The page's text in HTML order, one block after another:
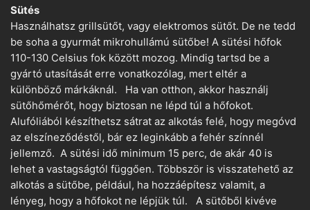
Sütés
Használhatsz grillsütőt, vagy elektromos sütőt. De ne tedd
be soha a gyurmát mikrohullámú sütőbe! A sütési hőfok
110-130 Celsius fok között mozog. Mindig tartsd be a
gyártó utasítását erre vonatkozólag, mert eltér a
különböző márkáknál. Ha van otthon, akkor használj
sütőhőmérőt, hogy biztosan ne lépd túl a hőfokot.
Alufóliából készíthetsz sátrat az alkotás felé, hogy megóvd
az elszíneződéstől, bár ez leginkább a fehér színnél
jellemző. A sütési idő minimum 15 perc, de akár 40 is
lehet a vastagságtól függően. Többször is visszatehető az
alkotás a sütőbe, például, ha hozzáépítesz valamit, a
lényeg, hogy a hőfokot ne lépjük túl. A sütőből kivéve